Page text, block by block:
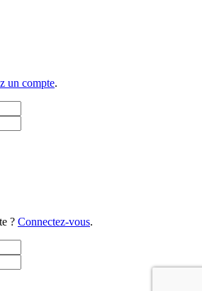
un compte.
? Connectez-vous.